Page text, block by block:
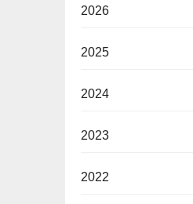
2026
2025
2024
2023
2022